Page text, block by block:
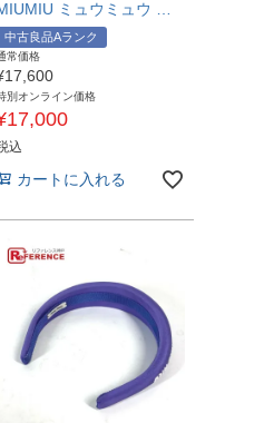
中古良品Aランク
常価格
17,600
別オンライン価格
17,000
込
カートに入れる